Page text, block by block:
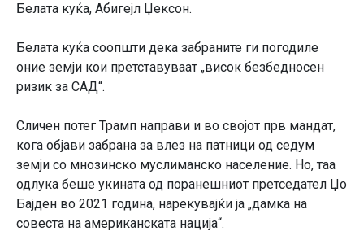
Белата куќа, Абигејл Џексон.
Белата куќа соопшти дека забраните ги погодиле
оние земји кои претставуваат „висок безбедносен
ризик за САД“.
Сличен потег Трамп направи и во својот прв мандат,
кога објави забрана за влез на патници од седум
земји со мнозинско муслиманско население. Но, таа
одлука беше укината од поранешниот претседател Џо
Бајден во 2021 година, нарекувајќи ја „дамка на
совеста на американската нација“.